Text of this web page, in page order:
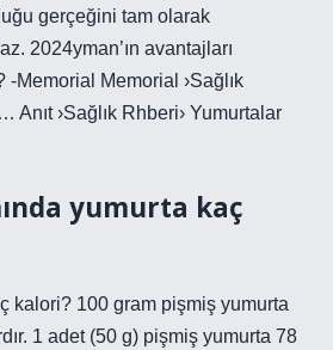
gerçeğini tam olarak
2024yman’ın avantajları
Memorial Memorial ›Sağlık
Anıt ›Sağlık Rhberi› Yumurtalar
yumurta kaç
kalori? 100 gram pişmiş yumurta
1 adet (50 g) pişmiş yumurta 78